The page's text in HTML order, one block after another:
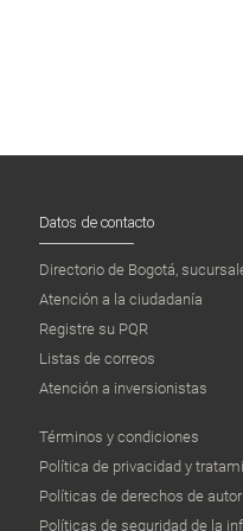
Datos de contacto
Directorio de Bogotá,
Atención a la ciudadanía
Registre su PQR
Listas de correos
Atención a inversionistas
Términos y condiciones
Política de privacidad y
Políticas de derechos de
Políticas de seguridad de la